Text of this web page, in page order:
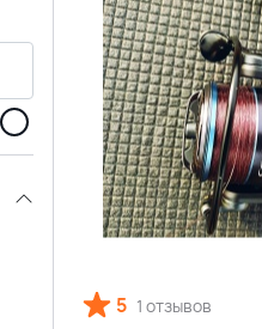
5 1 отзывов